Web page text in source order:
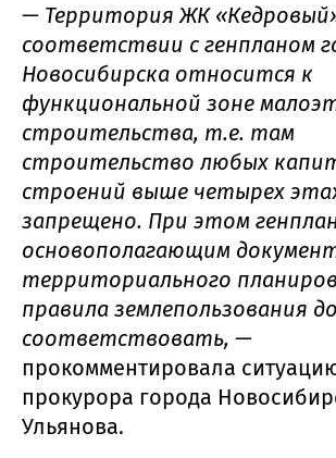
— Территория ЖК
соответствии с генпланом
Новосибирска относится к
функциональной зоне
строительства, т.е. там
строительство любых
строений выше четырех
запрещено. При этом
основополагающим
территориального
правила землепользования
соответствовать, —
прокомментировала
прокурора города
Ульянова.